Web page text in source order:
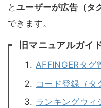
とユーザーが広告（タ
できます。
旧マニュアルガイ
AFFINGERタグ
コード登録（タ
ランキングウィ